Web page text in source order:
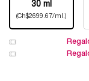
Selected
30 ml
(Ch$2699.67/ml.)
, 1 of 3